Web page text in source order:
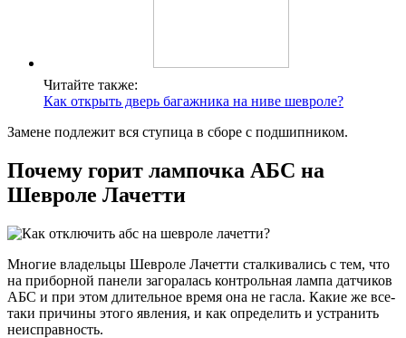
Читайте также:
Как открыть дверь багажника на ниве шевроле?
Замене подлежит вся ступица в сборе с подшипником.
Почему горит лампочка АБС на
Шевроле Лачетти
Многие владельцы Шевроле Лачетти сталкивались с тем, что
на приборной панели загоралась контрольная лампа датчиков
АБС и при этом длительное время она не гасла. Какие же все-
таки причины этого явления, и как определить и устранить
неисправность.